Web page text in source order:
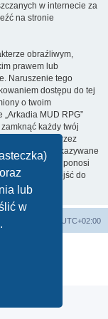
lub
w
w internecie za
na stronie
obraźliwym,
prawem lub
Naruszenie tego
dostępu do tej
o twoim
MUD RPG”
każdy twój
podanych przez
nie będą przekazywane
ani phpBB nie ponosi
może dojść do
UTC+02:00